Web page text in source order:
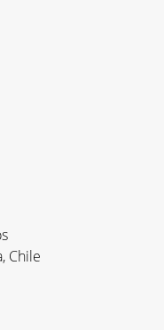
Chile